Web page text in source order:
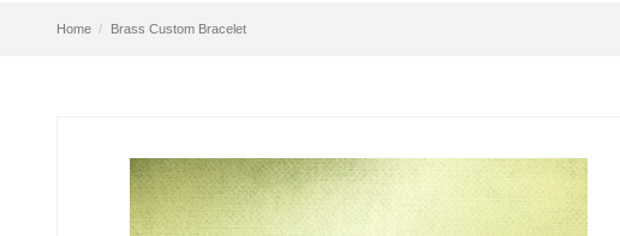
Home Brass Custom Bracelet